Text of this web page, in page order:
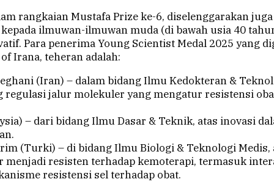
rangkaian Mustafa Prize ke-6, diselenggarakan
ilmuwan-ilmuwan muda (di bawah usia 40
Para penerima Young Scientist Medal 2025 yang
Irana, teheran adalah:
(Iran) – dalam bidang Ilmu Kedokteran &
regulasi jalur molekuler yang mengatur resistensi
– dari bidang Ilmu Dasar & Teknik, atas inovasi
(Turki) – di bidang Ilmu Biologi & Teknologi
menjadi resisten terhadap kemoterapi, termasuk
resistensi sel terhadap obat.